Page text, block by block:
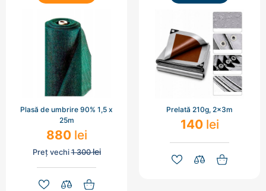
Plasă de umbrire 90% 1,5 x
25m
880 lei
Preț vechi1 300lei
Prelată 210g, 2x3m
140 lei